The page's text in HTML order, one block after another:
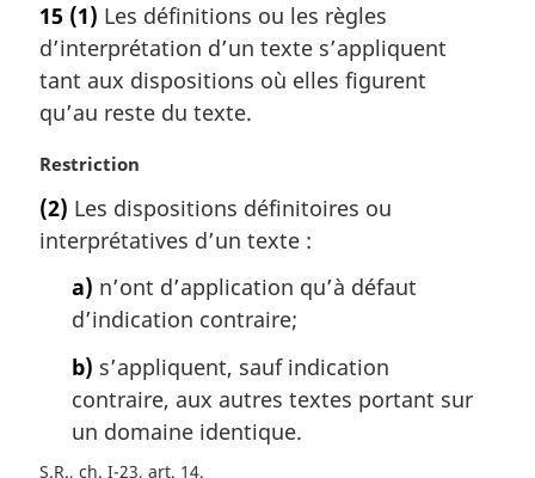
t
e
m
a
g
n
a
15 (1) Les définitions ou les règles
d’interprétation d’un texte s’appliquent
tant aux dispositions où elles figurent
qu’au reste du texte.
N
t
e
Restriction
(2) Les dispositions définitoires ou
interprétatives d’un texte :
a) n’ont d’application qu’à défaut
d’indication contraire;
b) s’appliquent, sauf indication
contraire, aux autres textes portant sur
un domaine identique.
S.R., ch. I-23, art. 14